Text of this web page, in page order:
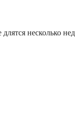
несколько